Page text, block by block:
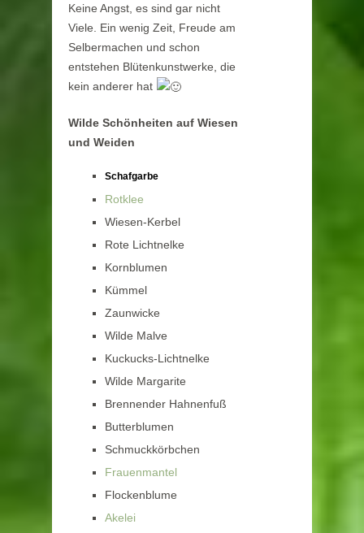
Keine Angst, es sind gar nicht
Viele. Ein wenig Zeit, Freude am
Selbermachen und schon
entstehen Blütenkunstwerke, die
kein anderer hat
Wilde Schönheiten auf Wiesen
und Weiden
Schafgarbe
Rotklee
Wiesen-Kerbel
Rote Lichtnelke
Kornblumen
Kümmel
Zaunwicke
Wilde Malve
Kuckucks-Lichtnelke
Wilde Margarite
Brennender Hahnenfuß
Butterblumen
Schmuckkörbchen
Frauenmantel
Flockenblume
Akelei